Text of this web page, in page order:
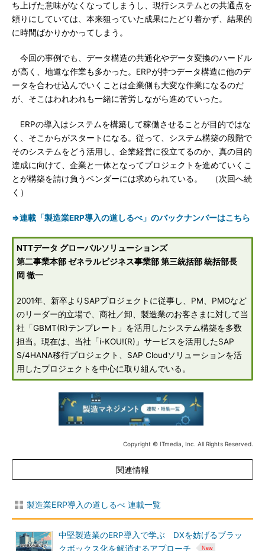
ち上げた意味がなくなってしまうし、現行システムとの共通点を
頼りにしていては、本来狙っていた成果にたどり着かず、結果的
に時間ばかりかかってしまう。
今回の事例でも、データ構造の共通化やデータ変換のハードル
が高く、地道な作業も多かった。ERPが持つデータ構造に他のデ
ータを合わせ込んでいくことは企業側も大変な作業になるのだ
が、そこはわれわれも一緒に苦労しながら進めていった。
ERPの導入はシステムを構築して稼働させることが目的ではな
く、そこからがスタートになる。従って、システム構築の段階で
そのシステムをどう活用し、企業経営に役立てるのか、真の目的
達成に向けて、企業と一体となってプロジェクトを進めていくこ
とが構築を請け負うベンダーには求められている。 （次回へ続
く）
⇒連載「製造業ERP導入の道しるべ」のバックナンバーはこちら
NTTデータ グローバルソリューションズ
第二事業本部 ゼネラルビジネス事業部 第三統括部 統括部長
岡 徹一
2001年、新卒よりSAPプロジェクトに従事し、PM、PMOなど
のリーダー的立場で、商社／卸、製造業のお客さまに対して当
社「GBMT(R)テンプレート」を活用したシステム構築を多数
担当。現在は、当社「i-KOU!(R)」サービスを活用したSAP
S/4HANA移行プロジェクト、SAP Cloudソリューションを活
用したプロジェクトを中心に取り組んでいる。
Copyright © ITmedia, Inc. All Rights Reserved.
関連情報
製造業ERP導入の道しるべ 連載一覧
中堅製造業のERP導入で学ぶ DXを妨げるブラッ
クボックス化を解消するアプローチ